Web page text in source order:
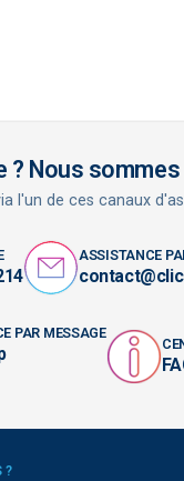
? Nous sommes
l'un de ces canaux
ASSISTANCE
PAR MESSAGE
?